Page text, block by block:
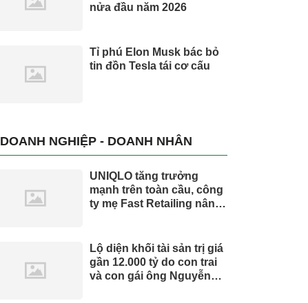
nửa đầu năm 2026
Tỉ phú Elon Musk bác bỏ
tin đồn Tesla tái cơ cấu
DOANH NGHIỆP - DOANH NHÂN
UNIQLO tăng trưởng
mạnh trên toàn cầu, công
ty mẹ Fast Retailing nâng
Lộ diện khối tài sản trị giá
gần 12.000 tỷ do con trai
và con gái ông Nguyễn